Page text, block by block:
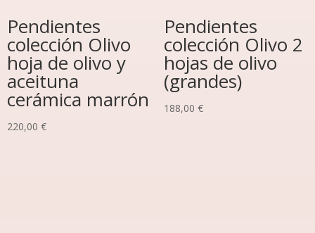
Pendientes
colección Olivo
hoja de olivo y
aceituna
cerámica marrón
220,00 €
Pendientes
colección Olivo 2
hojas de olivo
(grandes)
188,00 €